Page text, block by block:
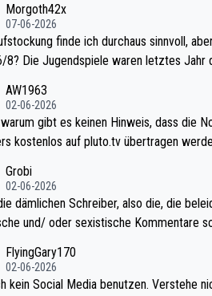
Morgoth42x
07-06-2026
finde ich durchaus sinnvoll,
Jahr durchaus s
Lawrie als Nummer 1 de
eh qualifiziert. Somit ändert die
Weltmeisters erstmal nichts. Ich denke sie woll
die PDC und wird wohl wenig WDF
war bei Archie Self letztes Jahr der Fall.
Weltmeister durch den Qualifier
dass Mitchel sich das (in Vegas)
doch eigentlich die PDC-WM als Ziel hat.
AW1963
02-06-2026
kostenlos auf pluto.tv übertragen
Grobi
02-06-2026
dämlichen Schreiber, also die, die
und/ oder sexistische Kommentare
Leben in den Griff kriegen. Nur
Littler war doch neulich erst
FlyingGary170
02-06-2026
kein Social Media benutzen. Verstehe